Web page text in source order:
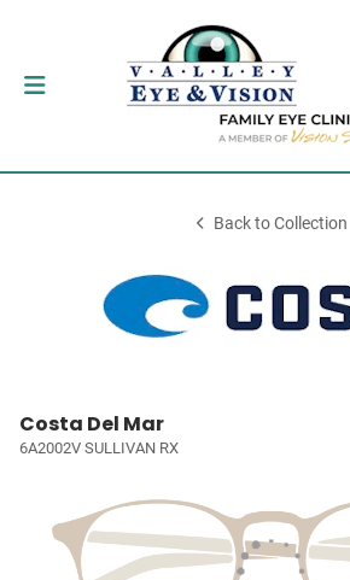
Back to Collection
Costa Del Mar
6A2002V SULLIVAN RX